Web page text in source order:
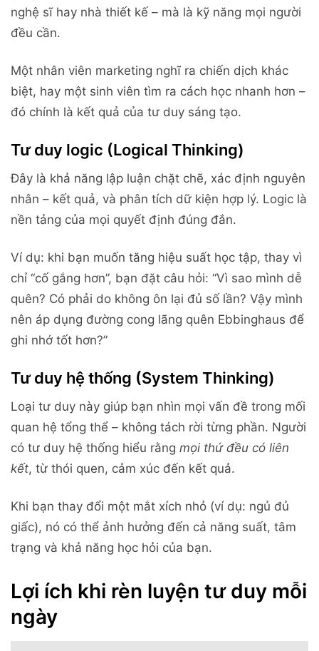
nghệ sĩ hay nhà thiết kế – mà là kỹ năng mọi người
đều cần.
Một nhân viên marketing nghĩ ra chiến dịch khác
biệt, hay một sinh viên tìm ra cách học nhanh hơn –
đó chính là kết quả của tư duy sáng tạo.
Tư duy logic (Logical Thinking)
Đây là khả năng lập luận chặt chẽ, xác định nguyên
nhân – kết quả, và phân tích dữ kiện hợp lý. Logic là
nền tảng của mọi quyết định đúng đắn.
Ví dụ: khi bạn muốn tăng hiệu suất học tập, thay vì
chỉ “cố gắng hơn”, bạn đặt câu hỏi: “Vì sao mình dễ
quên? Có phải do không ôn lại đủ số lần? Vậy mình
nên áp dụng đường cong lãng quên Ebbinghaus để
ghi nhớ tốt hơn?”
Tư duy hệ thống (System Thinking)
Loại tư duy này giúp bạn nhìn mọi vấn đề trong mối
quan hệ tổng thể – không tách rời từng phần. Người
có tư duy hệ thống hiểu rằng mọi thứ đều có liên
kết, từ thói quen, cảm xúc đến kết quả.
Khi bạn thay đổi một mắt xích nhỏ (ví dụ: ngủ đủ
giấc), nó có thể ảnh hưởng đến cả năng suất, tâm
trạng và khả năng học hỏi của bạn.
Lợi ích khi rèn luyện tư duy mỗi
ngày